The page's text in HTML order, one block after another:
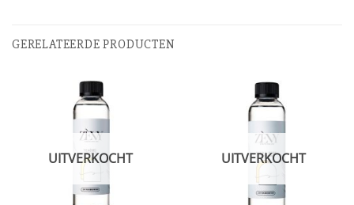
GERELATEERDE PRODUCTEN
UITVERKOCHT UITVERKOCHT